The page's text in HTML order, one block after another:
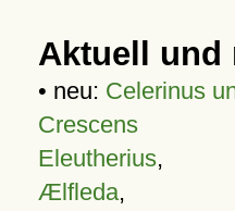
Aktuell und
• neu: Celerinus
Crescens
Eleutherius,
Ælfleda,